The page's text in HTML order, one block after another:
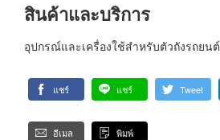
สินค้าและบริการ
อุปกรณ์และเครื่องใช้สำหรับตัวถังรถยนต์
แชร์ แชร์ Tweet
อีเมล พิมพ์